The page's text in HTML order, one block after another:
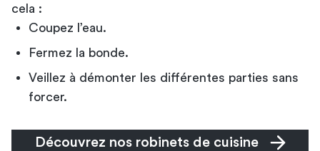
cela :
Coupez l’eau.
Fermez la bonde.
Veillez à démonter les différentes parties sans
forcer.
Découvrez nos robinets de cuisine